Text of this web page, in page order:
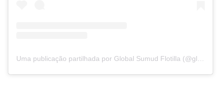
Uma publicação partilhada por Global Sumud Flotilla (@globalsumudflotilla)